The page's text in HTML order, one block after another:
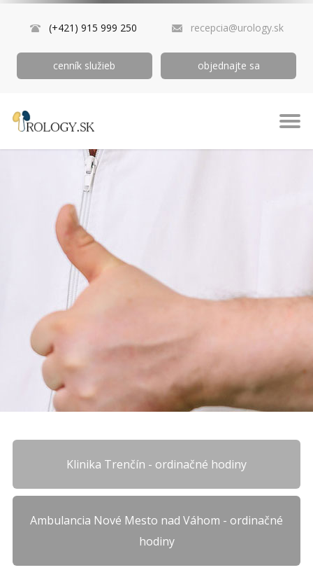
(+421) 915 999 250 recepcia@urology.sk
cenník služieb objednajte sa
Klinika Trenčín - ordinačné hodiny
Ambulancia Nové Mesto nad Váhom - ordinačné
hodiny